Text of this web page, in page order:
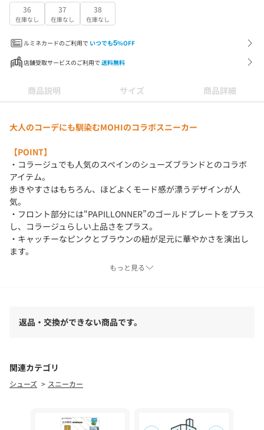
36
在庫なし
37
在庫なし
38
在庫なし
ルミネカードのご利用で いつでも5%OFF
店舗受取サービスのご利用で 送料無料
商品説明 サイズ 商品詳細
大人のコーデにも馴染むMOHIのコラボスニーカー
【POINT】
・コラージュでも人気のスペインのシューズブランドとのコラボ
アイテム。
歩きやすさはもちろん、ほどよくモード感が漂うデザインが人
気。
・フロント部分には“PAPILLONNER”のゴールドプレートをプラス
し、コラージュらしい上品さをプラス。
・キャッチーなピンクとブラウンの紐が足元に華やかさを演出し
ます。
・ほどよいボリューム感のあるフォルムでカジュアルからきれい
底材：合成底
熟練の靴職人が多い国スペインで誕生したシューズファクトリ
ー。
スペインで多く生産されるジュートを用いたシューズ"エスパドリ
ない独創的なデザインを得意とするブランドです。
もっと見る
返品・交換ができない商品です。
関連カテゴリ
シューズ スニーカー